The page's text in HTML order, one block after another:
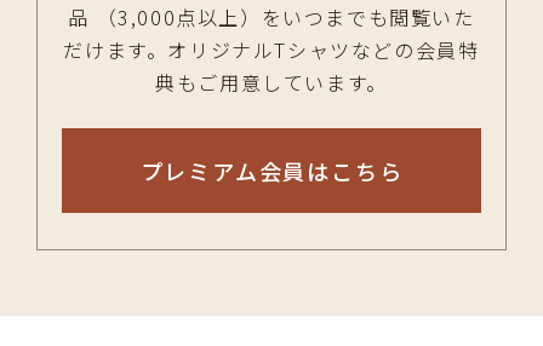
品 （3,000点以上）をいつまでも閲覧いた
だけます。オリジナルTシャツなどの会員特
典もご用意しています。
プレミアム会員はこちら